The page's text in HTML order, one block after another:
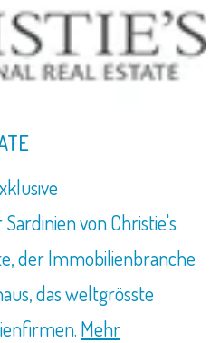
von Christie's
der Immobilienbranche
das weltgrösste
Mehr